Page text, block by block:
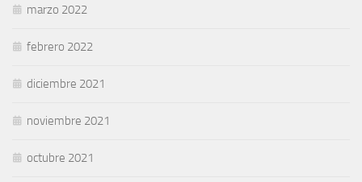
marzo 2022
febrero 2022
diciembre 2021
noviembre 2021
octubre 2021